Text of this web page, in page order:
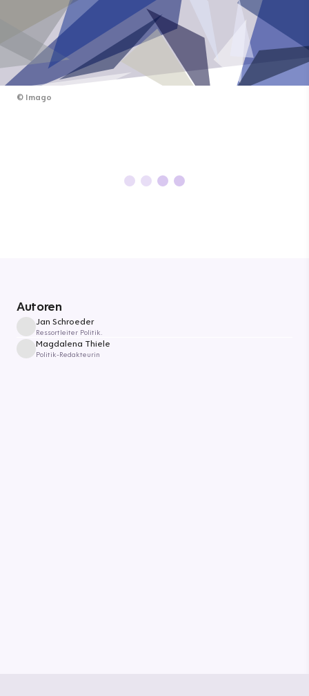
© Imago
Autoren
Jan Schroeder
Ressortleiter Politik.
Magdalena Thiele
Politik-Redakteurin